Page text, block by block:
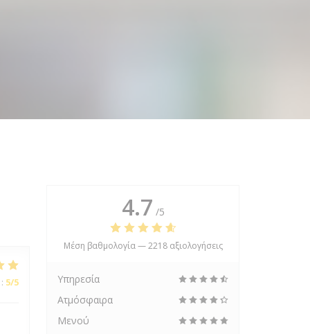
: 5/5
4.7 /5
Μέση βαθμολογία —2218 αξιολογήσεις
Υπηρεσία
Ατμόσφαιρα
Μενού